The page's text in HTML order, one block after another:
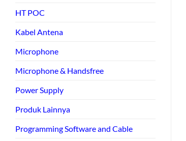
HT POC
Kabel Antena
Microphone
Microphone & Handsfree
Power Supply
Produk Lainnya
Programming Software and Cable